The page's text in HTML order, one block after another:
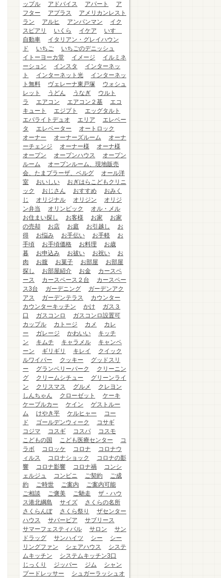
ップル
アドバイス アパート
ア
フター
アプラス
アメリカンレスト
ラン
アルヒ アンパンマン
イク
スピアリ
いくら イケア
いすゞ
自動車
イタリアン・グレイハウン
ド
いちご
いちごのデニッシュ
イトーヨーカ堂
イメージ
イルミネ
ーション
インスタ
インターネッ
ト
インターネット光
インターネッ
ト無料
ヴェレーナ東戸塚
ウォシュ
レット
うどん うなぎ
ウルト
ラ
エアコン エアコン２基
エコ
キュート
エジプト
エッグタルト
エバライトデュオ
エリア
エレベー
タ
エレベーター
オートロック
オーナー
オーナーズルーム
オーナ
ーチェンジ
オーナー様
オーナ様
オープン
オープンハウス
オープン
ルーム
オープンルーム、現地販売
会、たまプラーザ、ベルグ
オール洋
室
おいしい
おぎはらこどもクリニ
ック
おじさん おすすめ
おみく
じ
オリジナル オリジン
オリジ
ン弁当
オリンピック
オル・メル
お住まい探し
お客様 お家
お家
の売却
お店 お庭 お引越し
お
得
お悩み お手伝い お手軽
お
手頃
お手頃価格 お料理
お歳
暮
お申込み お祓い お祝い
お
肉
お腹 お菓子 お部屋
お部屋
探し
お部屋紹介 お金
カースペ
ース
カースペース２台
カースペー
ス3台
ガーデニング
ガーデンアク
アス
ガーデンテラス
カウンター
カウンターキッチン
かけ
ガス３
口
ガスコンロ
ガスコンロ設置可
カップル
カトージ カメ
カレ
ー
ガレージ かわいい
キッチ
ン
キムチ キャラメル
キャンペ
ーン
ギリギリ キレイ
クイック
ルワイパー
クッキー
グッドスリ
ー
グランベリーパーク
クリーニン
グ
クリームシチュー
グリーンライ
ン
クリスマス グルメ
クレヨン
しんちゃん
クローゼット
ケーキ
ケーブルカー
ケイン
ゲストルー
ム
けやき平 ケルヒャー
コー
ド
ゴールデンウィーク
コサギ
コジマ
コスギ コスパ
コスモ
こどもの国
こども医療センター
コ
ラボ
コロッケ コロナ
コロナウ
ィルス
コロナショック
コロナの影
響
コロナ影響 コロナ禍
コンシ
ェルジュ
コンビニ ご契約
ご成
約
ご時世 ご案内
ご案内可能
ご相談
ご褒美 ご馳走
ザ・ハウ
ス港北綱島
サイズ
さくらの名所
さくらんぼ
さくら祭り
ザセンター
ハウス
サバービア
サブリース
サマーフェスティバル
サロン
サン
ドラッグ
サンハイツ シー
シー
リングファン
シェアハウス
システ
ムキッチン
システムキッチン3口
じっくり
ジッパー ジム
シャン
プードレッサー
シュガーラッシュオ